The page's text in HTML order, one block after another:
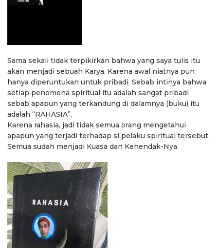
Sama sekali tidak terpikirkan bahwa yang saya tulis itu
akan menjadi sebuah Karya. Karena awal niatnya pun
hanya diperuntukan untuk pribadi. Sebab intinya bahwa
setiap penomena spiritual itu adalah sangat pribadi
sebab apapun yang terkandung di dalamnya (buku) itu
adalah “RAHASIA”.
Karena rahasia, jadi tidak semua orang mengetahui
apapun yang terjadi terhadap si pelaku spiritual tersebut.
Semua sudah menjadi Kuasa dan Kehendak-Nya